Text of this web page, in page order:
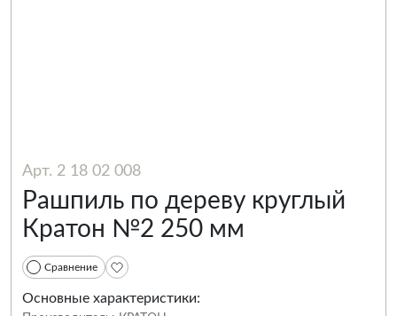
Арт. 2 18 02 008
Рашпиль по дереву круглый
Кратон №2 250 мм
Сравнение
Основные характеристики: